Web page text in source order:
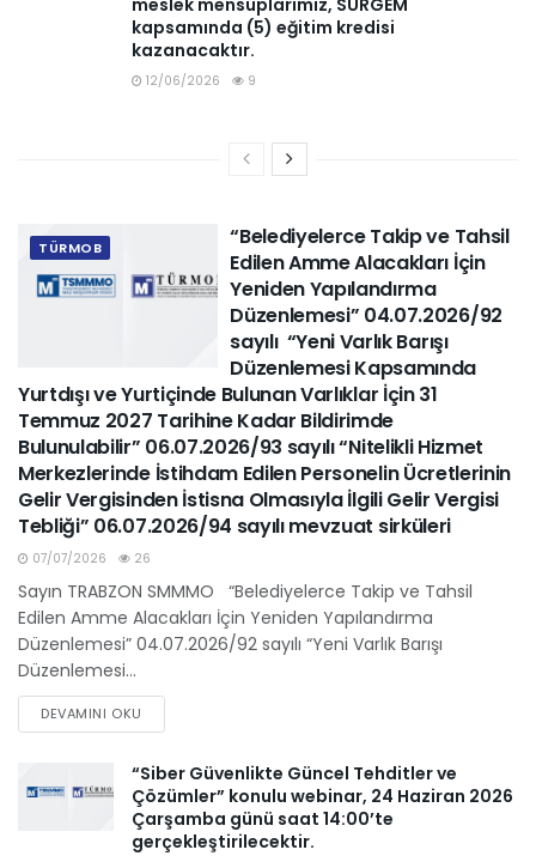
meslek mensuplarımız, SÜRGEM
kapsamında (5) eğitim kredisi
kazanacaktır.
12/06/2026 9
TÜRMOB
“Belediyelerce Takip ve Tahsil
Edilen Amme Alacakları İçin
Yeniden Yapılandırma
Düzenlemesi” 04.07.2026/92
sayılı “Yeni Varlık Barışı
Düzenlemesi Kapsamında
Yurtdışı ve Yurtiçinde Bulunan Varlıklar İçin 31
Temmuz 2027 Tarihine Kadar Bildirimde
Bulunulabilir” 06.07.2026/93 sayılı “Nitelikli Hizmet
Merkezlerinde İstihdam Edilen Personelin Ücretlerinin
Gelir Vergisinden İstisna Olmasıyla İlgili Gelir Vergisi
Tebliği” 06.07.2026/94 sayılı mevzuat sirküleri
07/07/2026 26
Sayın TRABZON SMMMO “Belediyelerce Takip ve Tahsil
Edilen Amme Alacakları İçin Yeniden Yapılandırma
Düzenlemesi” 04.07.2026/92 sayılı “Yeni Varlık Barışı
Düzenlemesi...
DEVAMINI OKU
“Siber Güvenlikte Güncel Tehditler ve
Çözümler” konulu webinar, 24 Haziran 2026
Çarşamba günü saat 14:00’te
gerçekleştirilecektir.